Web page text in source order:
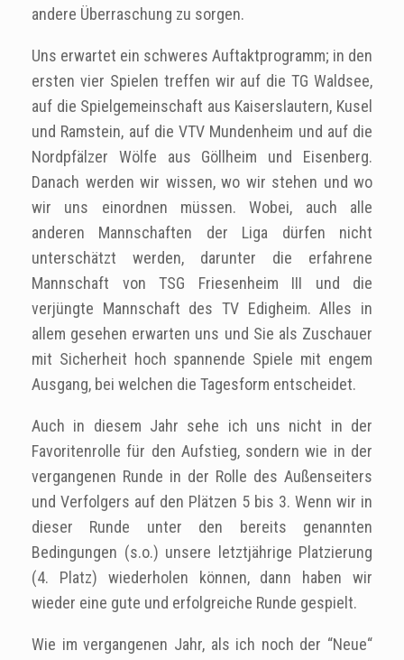
andere Überraschung zu sorgen.
Uns erwartet ein schweres Auftaktprogramm; in den
ersten vier Spielen treffen wir auf die TG Waldsee,
auf die Spielgemeinschaft aus Kaiserslautern, Kusel
und Ramstein, auf die VTV Mundenheim und auf die
Nordpfälzer Wölfe aus Göllheim und Eisenberg.
Danach werden wir wissen, wo wir stehen und wo
wir uns einordnen müssen. Wobei, auch alle
anderen Mannschaften der Liga dürfen nicht
unterschätzt werden, darunter die erfahrene
Mannschaft von TSG Friesenheim III und die
verjüngte Mannschaft des TV Edigheim. Alles in
allem gesehen erwarten uns und Sie als Zuschauer
mit Sicherheit hoch spannende Spiele mit engem
Ausgang, bei welchen die Tagesform entscheidet.
Auch in diesem Jahr sehe ich uns nicht in der
Favoritenrolle für den Aufstieg, sondern wie in der
vergangenen Runde in der Rolle des Außenseiters
und Verfolgers auf den Plätzen 5 bis 3. Wenn wir in
dieser Runde unter den bereits genannten
Bedingungen (s.o.) unsere letztjährige Platzierung
(4. Platz) wiederholen können, dann haben wir
wieder eine gute und erfolgreiche Runde gespielt.
Wie im vergangenen Jahr, als ich noch der “Neue“